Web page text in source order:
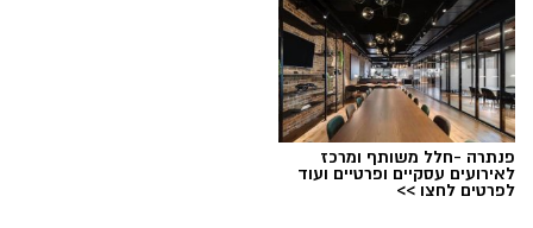
צילום: דוברות המשטרה
מערכת ירושלים נט / 09:11 06.08.26
פנתרה -חלל משותף ומרכז
לאירועים עסקיים ופרטיים ועוד
לפרטים לחצו >>